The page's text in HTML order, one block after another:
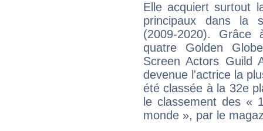
Elle acquiert surtout
principaux dans la
(2009-2020).
quatre Golden
Screen Actors Guild
devenue l'actrice la
été classée à la 32e
le classement des «
monde », par le